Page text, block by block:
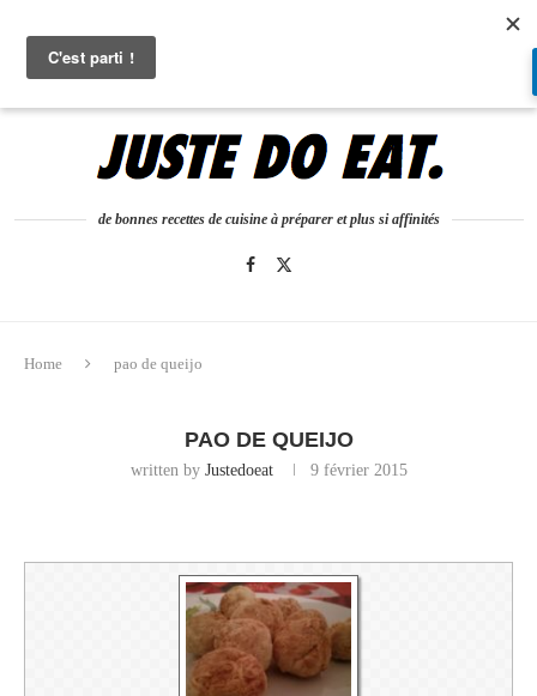
de bonnes recettes de cuisine à préparer et plus si affinités
Home pao de queijo
PAO DE QUEIJO
written by Justedoeat 9 février 2015